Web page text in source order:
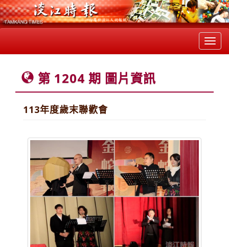
第 1204 期 圖片資訊
113年度歲末聯歡會